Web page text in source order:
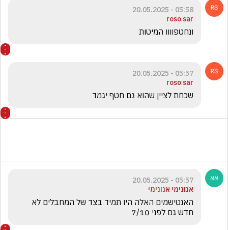
05:58 - 20.05.2025
roso sar
ונחטפוווו המיטות
05:57 - 20.05.2025
roso sar
שכחת לציין שהוא גם חטף יגמד
05:57 - 20.05.2025
אנונימי אנונימי
חדש גם לפני 7/10